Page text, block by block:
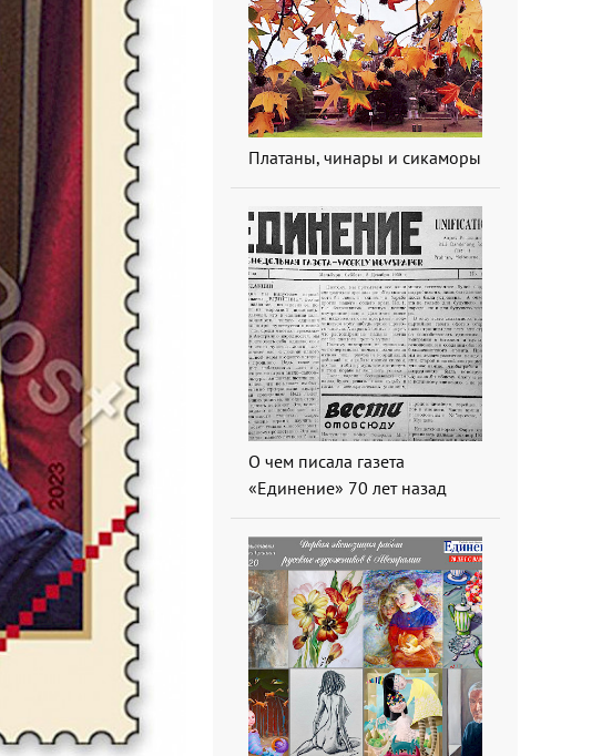
Платаны, чинары и сикаморы
О чем писала газета
«Единение» 70 лет назад